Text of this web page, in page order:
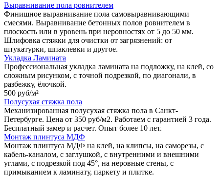
Выравнивание пола ровнителем
Финишное выравнивание пола самовыравнивающими
смесями. Выравнивание бетонных полов ровнителем в
плоскость или в уровень при неровностях от 5 до 50 мм.
Шлифовка стяжки для очистки от загрязнений: от
штукатурки, шпаклевки и другое.
Укладка Ламината
Профессиональная укладка ламината на подложку, на клей, со
сложным рисунком, с точной подрезкой, по диагонали, в
разбежку, ёлочкой.
500 руб/м²
Полусухая стяжка пола
Механизированная полусухая стяжка пола в Санкт-
Петербурге. Цена от 350 руб/м2. Работаем с гарантией 3 года.
Бесплатный замер и расчет. Опыт более 10 лет.
Монтаж плинтуса МДФ
Монтаж плинтуса МДФ на клей, на клипсы, на саморезы, с
кабель-каналом, с заглушкой, с внутренними и внешними
углами, с подрезкой под 45°, на неровные стены, с
примыканием к ламинату, паркету и плитке.